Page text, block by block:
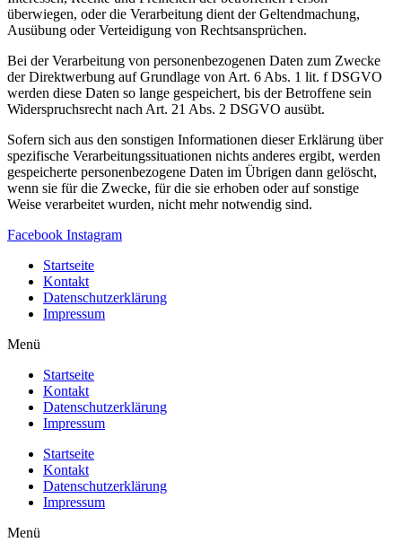
überwiegen, oder die Verarbeitung dient der Geltendmachung,
Ausübung oder Verteidigung von Rechtsansprüchen.
Bei der Verarbeitung von personenbezogenen Daten zum Zwecke
der Direktwerbung auf Grundlage von Art. 6 Abs. 1 lit. f DSGVO
werden diese Daten so lange gespeichert, bis der Betroffene sein
Widerspruchsrecht nach Art. 21 Abs. 2 DSGVO ausübt.
Sofern sich aus den sonstigen Informationen dieser Erklärung über
spezifische Verarbeitungssituationen nichts anderes ergibt, werden
gespeicherte personenbezogene Daten im Übrigen dann gelöscht,
wenn sie für die Zwecke, für die sie erhoben oder auf sonstige
Weise verarbeitet wurden, nicht mehr notwendig sind.
Facebook Instagram
Startseite
Kontakt
Datenschutzerklärung
Impressum
Menü
Startseite
Kontakt
Datenschutzerklärung
Impressum
Startseite
Kontakt
Datenschutzerklärung
Impressum
Menü